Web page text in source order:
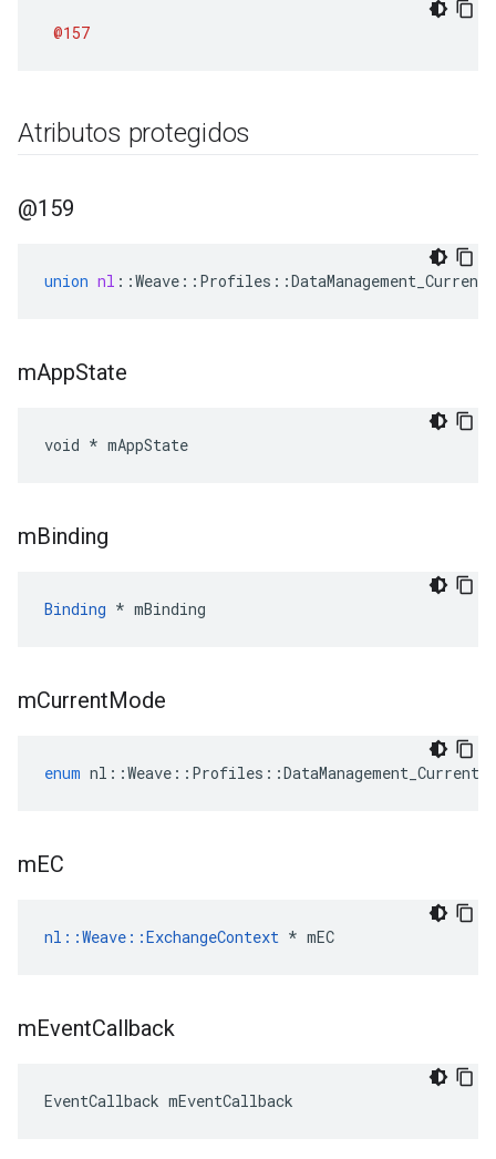
@157
Atributos protegidos
@159
union nl ::Weave :: Profiles ::DataManagement_Current
mAppState
void * mAppState
mBinding
Binding * mBinding
mCurrentMode
enum nl ::Weave :: Profiles ::DataManagement_Current
mEC
nl::Weave::ExchangeContext * mEC
mEventCallback
EventCallback mEventCallback